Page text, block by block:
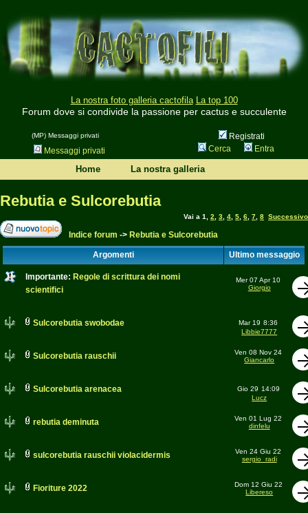
La nostra foto galleria cactofila La top 100
Forum dove si condivide la passione per cactus e succulente
(MP) Messaggi privati
Registrati
Messaggi privati
Cerca Entra
Home La nostra galleria
Rebutia e Sulcorebutia
Vai a 1 2 3 4 5 6 7 8 Successivo
Indice forum -> Rebutia e Sulcorebutia
Argomenti Ultimo messaggio
Importante: Regole di scrittura dei nomi
scientifici
Mer 07 Apr 10
Giorgio
Sulcorebutia swobodae Mar 19 8:36
Libbie7777
Sulcorebutia rauschii
Ven 08 Nov 24
Giancarlo
Sulcorebutia arenacea Gio 29 14:09
Lucz
rebutia deminuta
Ven 01 Lug 22
dinfelu
sulcorebutia rauschii violacidermis
Ven 24 Giu 22
sergio_radi
Fioriture 2022
Dom 12 Giu 22
Libereso